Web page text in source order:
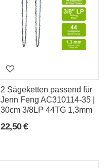
2 Sägeketten passend für
Jenn Feng AC310114-35 |
30cm 3/8LP 44TG 1,3mm
22,50 €